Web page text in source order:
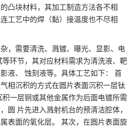
凸块材料，其加工制造方法各不相
工艺中的焊（黏）接温度也不尽相
，需要清洗、溅镀、曝光、显影、电
环节，其对应材料需求为清洗液、靶
液、 蚀刻液等。具体工艺如下： 首
相沉积的方式在圆片表面沉积一层钛
一层铜或其他金属作为后面电镀所需
圆 片先进入溅射机台的预清洁腔体，
表面的氧化层。 其次，在圆片表面旋